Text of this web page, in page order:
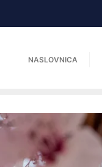
NASLOVNICA